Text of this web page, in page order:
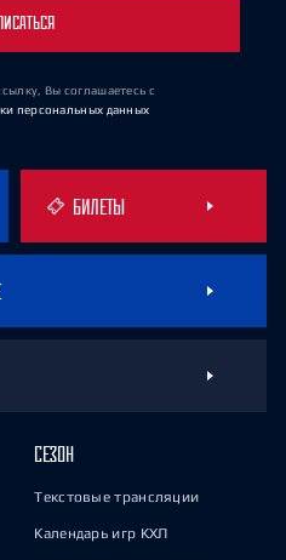
Вы соглашаетесь с
персональных данных
БИЛЕТЫ
СЕЗОН
Текстовые трансляции
Календарь игр КХЛ